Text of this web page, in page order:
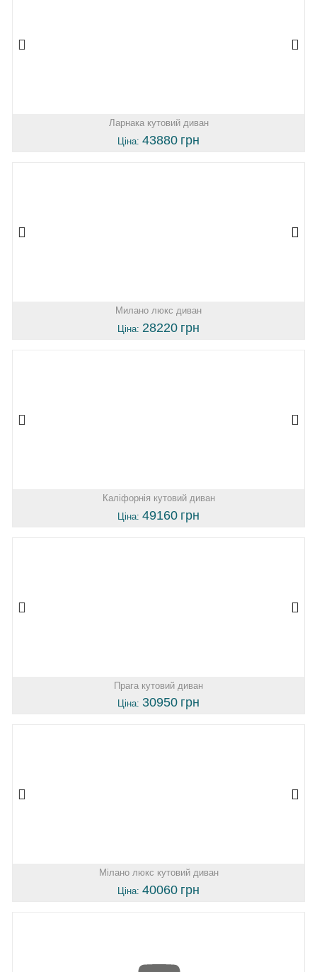
Ларнака кутовий диван
Ціна: 43880 грн
Милано люкс диван
Ціна: 28220 грн
Каліфорнія кутовий диван
Ціна: 49160 грн
Прага кутовий диван
Ціна: 30950 грн
Мілано люкс кутовий диван
Ціна: 40060 грн